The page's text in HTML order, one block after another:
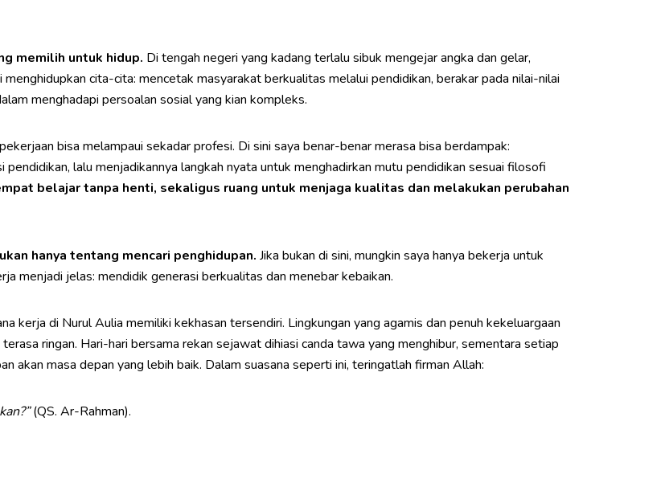
memilih untuk hidup. Di tengah negeri yang kadang terlalu sibuk mengejar angka dan gelar,
cita-cita: mencetak masyarakat berkualitas melalui pendidikan, berakar pada nilai-nilai
menghadapi persoalan sosial yang kian kompleks.
bisa melampaui sekadar profesi. Di sini saya benar-benar merasa bisa berdampak:
lalu menjadikannya langkah nyata untuk menghadirkan mutu pendidikan sesuai filosofi
belajar tanpa henti, sekaligus ruang untuk menjaga kualitas dan melakukan perubahan
hanya tentang mencari penghidupan. Jika bukan di sini, mungkin saya hanya bekerja untuk
menjadi jelas: mendidik generasi berkualitas dan menebar kebaikan.
kerja di Nurul Aulia memiliki kekhasan tersendiri. Lingkungan yang agamis dan penuh kekeluargaan
ringan. Hari-hari bersama rekan sejawat dihiasi canda tawa yang menghibur, sementara setiap
akan masa depan yang lebih baik. Dalam suasana seperti ini, teringatlah firman Allah:
(QS. Ar-Rahman).